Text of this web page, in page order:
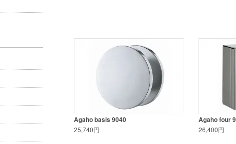
Agaho basis 9040
25,740円
Agaho four
26,400円